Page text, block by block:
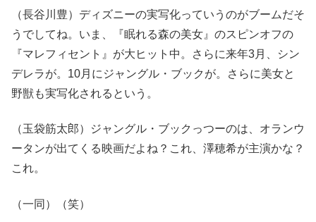
（長谷川豊）ディズニーの実写化っていうのがブームだそ
うでしてね。いま、『眠れる森の美女』のスピンオフの
『マレフィセント』が大ヒット中。さらに来年3月、シン
デレラが。10月にジャングル・ブックが。さらに美女と
野獣も実写化されるという。
（玉袋筋太郎）ジャングル・ブックっつーのは、オランウ
ータンが出てくる映画だよね？これ、澤穂希が主演かな？
これ。
（一同）（笑）